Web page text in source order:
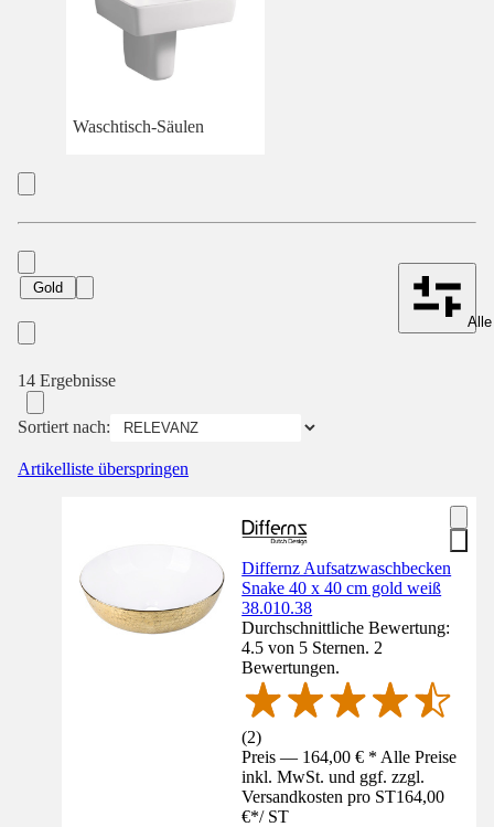
Waschtisch-Säulen
Gold
14 Ergebnisse
Sortiert nach:
Artikelliste überspringen
Differnz Aufsatzwaschbecken
Snake 40 x 40 cm gold weiß
38.010.38
Durchschnittliche Bewertung:
4.5 von 5 Sternen. 2
Bewertungen.
(2)
Preis — 164,00 € * Alle Preise
inkl. MwSt. und ggf. zzgl.
Versandkosten pro ST164,00
€*/ ST